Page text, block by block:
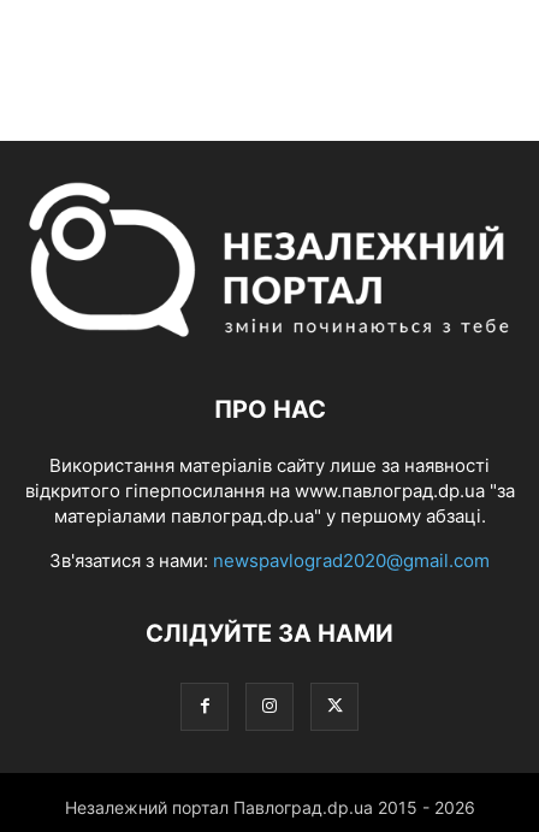
ПРО НАС
Використання матеріалів сайту лише за наявності
відкритого гіперпосилання на www.павлоград.dp.ua "за
матеріалами павлоград.dp.ua" у першому абзаці.
Зв'язатися з нами: newspavlograd2020@gmail.com
СЛІДУЙТЕ ЗА НАМИ
Незалежний портал Павлоград.dp.ua 2015 - 2026